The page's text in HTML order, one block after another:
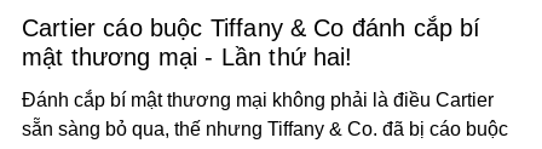
Cartier cáo buộc Tiffany & Co đánh cắp bí
mật thương mại - Lần thứ hai!
Đánh cắp bí mật thương mại không phải là điều Cartier
sẵn sàng bỏ qua, thế nhưng Tiffany & Co. đã bị cáo buộc